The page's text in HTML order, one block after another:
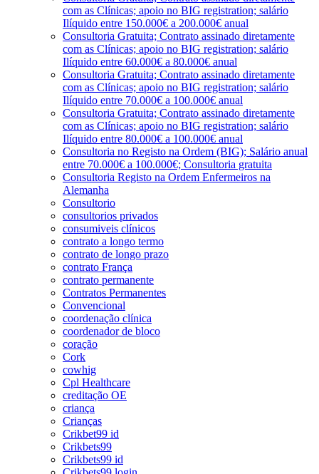
com as Clínicas; apoio no BIG registration; salário
Ilíquido entre 150.000€ a 200.000€ anual
Consultoria Gratuita; Contrato assinado diretamente
com as Clínicas; apoio no BIG registration; salário
Ilíquido entre 60.000€ a 80.000€ anual
Consultoria Gratuita; Contrato assinado diretamente
com as Clínicas; apoio no BIG registration; salário
Ilíquido entre 70.000€ a 100.000€ anual
Consultoria Gratuita; Contrato assinado diretamente
com as Clínicas; apoio no BIG registration; salário
Ilíquido entre 80.000€ a 100.000€ anual
Consultoria no Registo na Ordem (BIG); Salário anual
entre 70.000€ a 100.000€; Consultoria gratuita
Consultoria Registo na Ordem Enfermeiros na
Alemanha
Consultorio
consultorios privados
consumiveis clínicos
contrato a longo termo
contrato de longo prazo
contrato França
contrato permanente
Contratos Permanentes
Convencional
coordenação clínica
coordenador de bloco
coração
Cork
cowhig
Cpl Healthcare
creditação OE
criança
Crianças
Crikbet99 id
Crikbets99
Crikbets99 id